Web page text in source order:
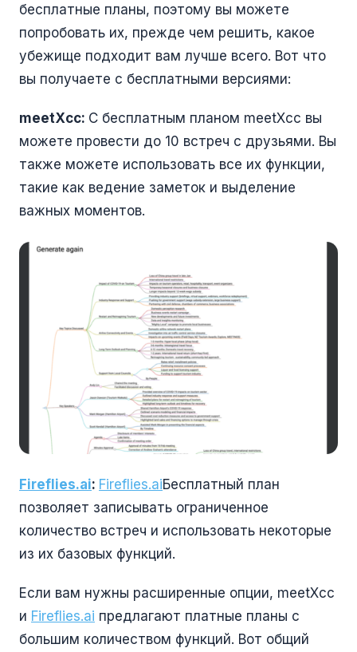
бесплатные планы, поэтому вы можете
попробовать их, прежде чем решить, какое
убежище подходит вам лучше всего. Вот что
вы получаете с бесплатными версиями:
meetXcc: С бесплатным планом meetXcc вы
можете провести до 10 встреч с друзьями. Вы
также можете использовать все их функции,
такие как ведение заметок и выделение
важных моментов.
Fireflies.ai: Fireflies.aiБесплатный план
позволяет записывать ограниченное
количество встреч и использовать некоторые
из их базовых функций.
Если вам нужны расширенные опции, meetXcc
и Fireflies.ai предлагают платные планы с
большим количеством функций. Вот общий